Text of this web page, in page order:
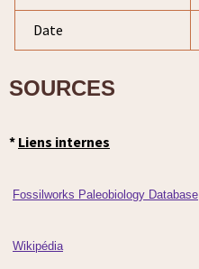
Date
SOURCES
* Liens internes
Fossilworks Paleobiology Database
Wikipédia